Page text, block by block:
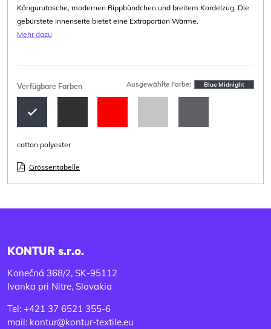
Kängurutasche, modernen Rippbündchen und breitem Kordelzug. Die
gebürstete Innenseite bietet eine Extraportion Wärme.
Mehr dazu
Verfügbare Farben Ausgewählte Farbe: Blue Midnight
cotton polyester
Grössentabelle
KONTUR s.r.o.
Konečná 368/2, SK-95112
Ivanka pri Nitre, Slovakia
Tel: +421 37 6521 355-6
mail: kontur@kontur-textile.eu